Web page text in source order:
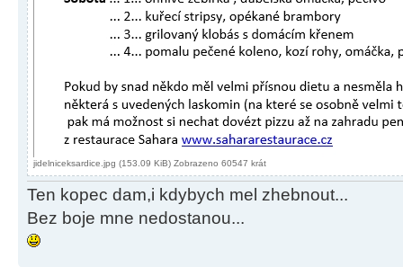
jidelniceksardice.jpg (153.09 KiB) Zobrazeno 60547 krát
Ten kopec dam,i kdybych mel zhebnout...
Bez boje mne nedostanou...